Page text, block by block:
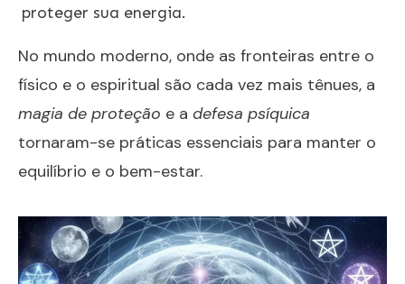
proteger sua energia.
No mundo moderno, onde as fronteiras entre o
físico e o espiritual são cada vez mais tênues, a
magia de proteção e a defesa psíquica
tornaram-se práticas essenciais para manter o
equilíbrio e o bem-estar.